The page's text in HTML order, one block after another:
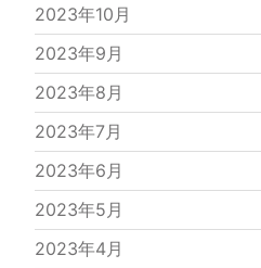
2023年10月
2023年9月
2023年8月
2023年7月
2023年6月
2023年5月
2023年4月